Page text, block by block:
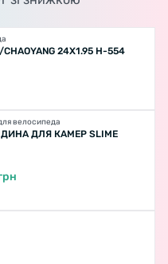
24X1.95 Н-554
велосипеда
ДЛЯ КАМЕР SLIME